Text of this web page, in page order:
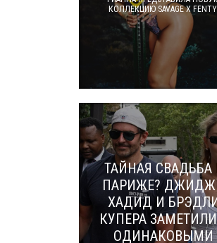
КОЛЛЕКЦИЮ SAVAGE X FENTY.
ТАЙНАЯ СВАДЬБА
ПАРИЖЕ?
ХАДИД И
КУПЕРА
ОДИНАКОВЫМИ